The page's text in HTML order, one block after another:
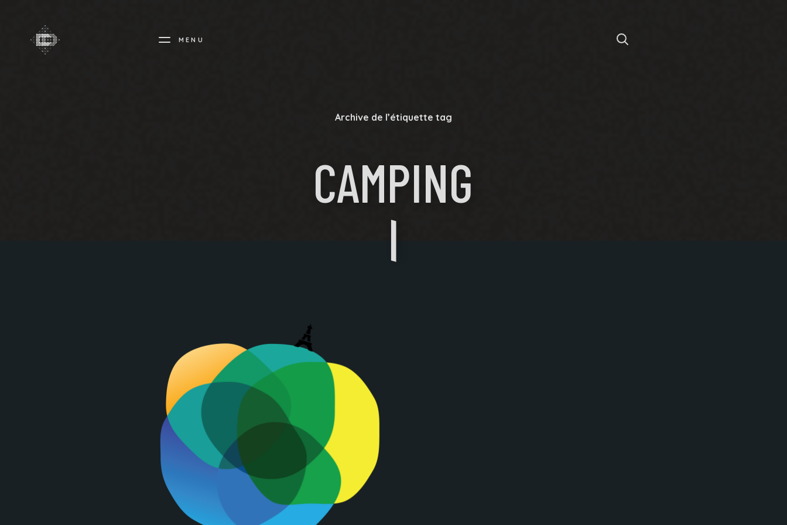
MENU
Archive de l’étiquette tag
CAMPING